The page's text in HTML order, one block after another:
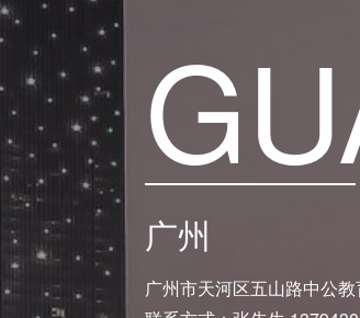
广州
广州市天河区五山路中公